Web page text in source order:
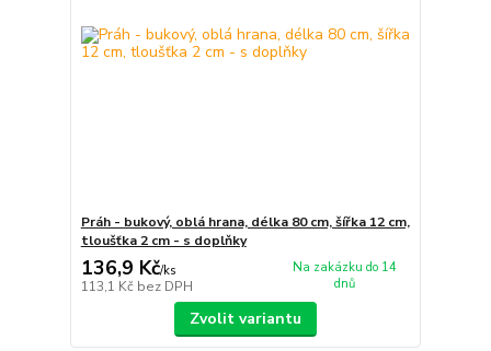
Práh - bukový, oblá hrana, délka 80 cm, šířka 12 cm,
tloušťka 2 cm - s doplňky
136,9 Kč/ks
113,1 Kč bez DPH
Na zakázku do 14
dnů
Zvolit variantu